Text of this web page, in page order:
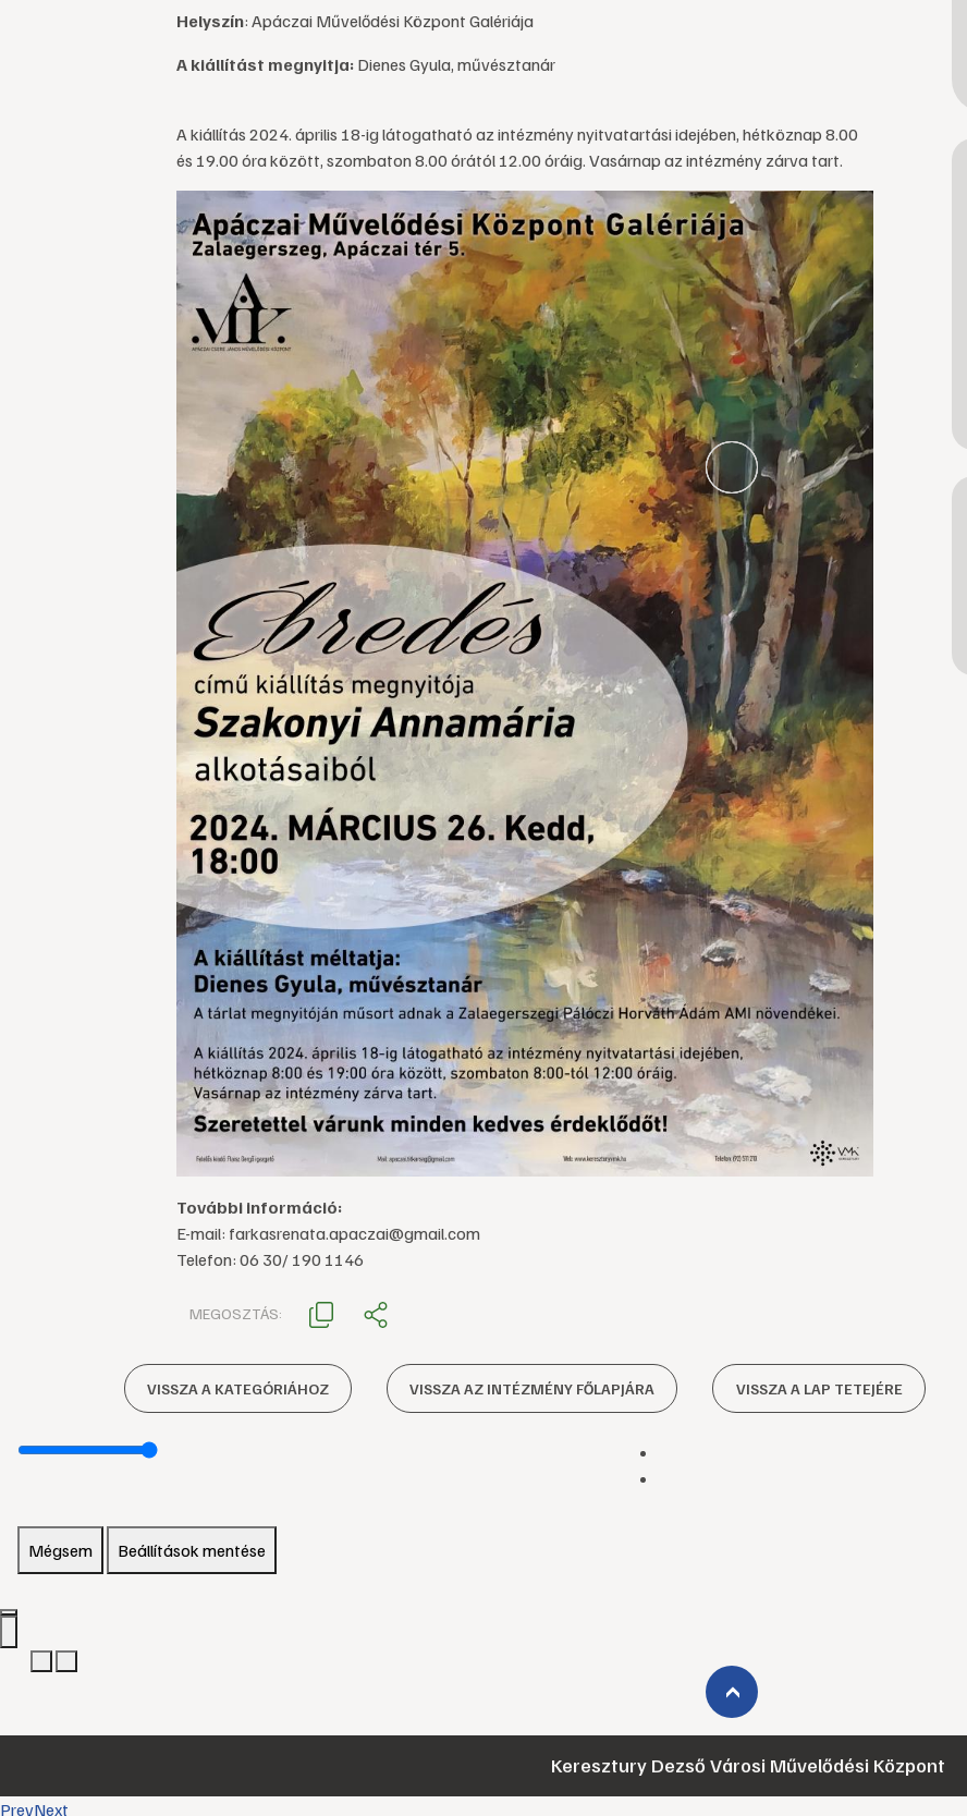
Helyszín: Apáczai Művelődési Központ Galériája
A kiállítást megnyitja: Dienes Gyula, művésztanár
A kiállítás 2024. április 18-ig látogatható az intézmény nyitvatartási idejében, hétköznap 8.00
és 19.00 óra között, szombaton 8.00 órától 12.00 óráig. Vasárnap az intézmény zárva tart.
További információ:
E-mail: farkasrenata.apaczai@gmail.com
Telefon: 06 30/ 190 1146
MEGOSZTÁS:
VISSZA A KATEGÓRIÁHOZ VISSZA AZ INTÉZMÉNY FŐLAPJÁRA VISSZA A LAP TETEJÉRE
Mégsem Beállítások mentése
›
Keresztury Dezső Városi Művelődési Központ
PrevNext